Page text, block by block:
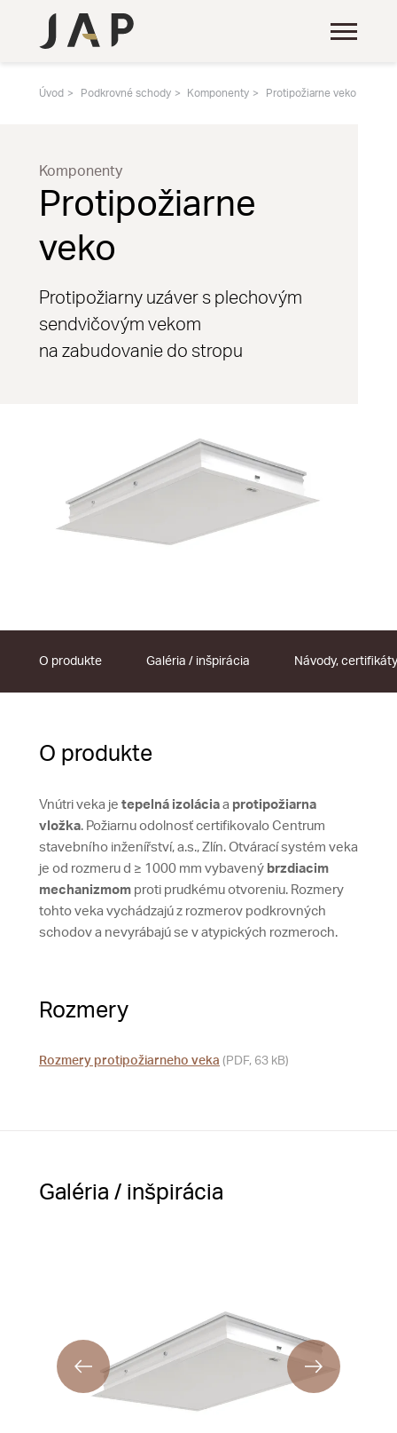
Úvod Podkrovné schody Komponenty Protipožiarne veko
Komponenty
Protipožiarne
veko
Protipožiarny uzáver s plechovým
sendvičovým vekom
na zabudovanie do stropu
O produkte Galéria / inšpirácia Návody, certifikáty
O produkte
Vnútri veka je tepelná izolácia a protipožiarna
vložka. Požiarnu odolnosť certifikovalo Centrum
stavebního inženířství, a.s., Zlín. Otvárací systém veka
je od rozmeru d ≥ 1000 mm vybavený brzdiacim
mechanizmom proti prudkému otvoreniu. Rozmery
tohto veka vychádzajú z rozmerov podkrovných
schodov a nevyrábajú se v atypických rozmeroch.
Rozmery
Rozmery protipožiarneho veka (PDF, 63 kB)
Galéria / inšpirácia